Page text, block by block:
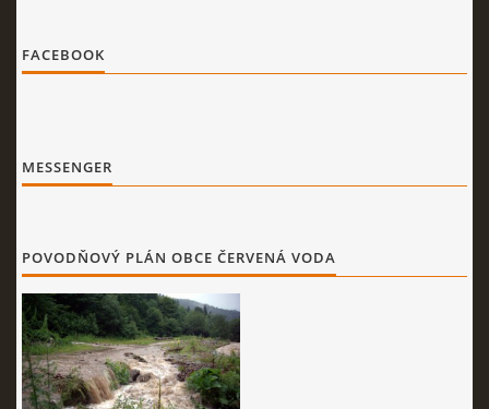
FACEBOOK
MESSENGER
POVODŇOVÝ PLÁN OBCE ČERVENÁ VODA